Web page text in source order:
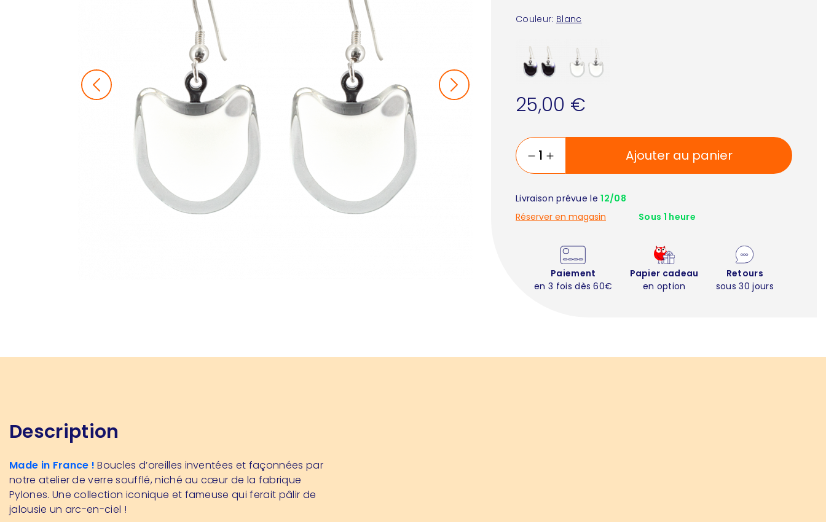
Couleur: Blanc
25,00 €
Ajouter au panier
Livraison prévue le12/08
Réserver en magasin
Sous 1 heure
Paiement
en 3 fois dès 60€
Papier cadeau
en option
Retours
sous 30 jours
Description
Made in France !Boucles d’oreilles inventées et façonnées par
notre atelier de verre soufflé, niché au cœur de la fabrique
Pylones. Une collection iconique et fameuse qui ferait pâlir de
jalousie un arc-en-ciel !